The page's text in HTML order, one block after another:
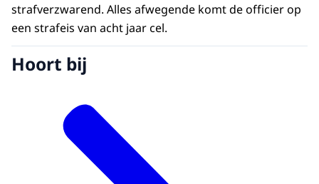
strafverzwarend. Alles afwegende komt de officier op
een strafeis van acht jaar cel.
Hoort bij